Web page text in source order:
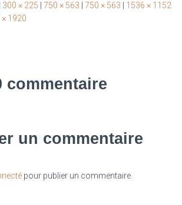
300 × 225 750 × 563 750 × 563
1536 × 1152
1920
commentaire
un commentaire
pour publier un commentaire.